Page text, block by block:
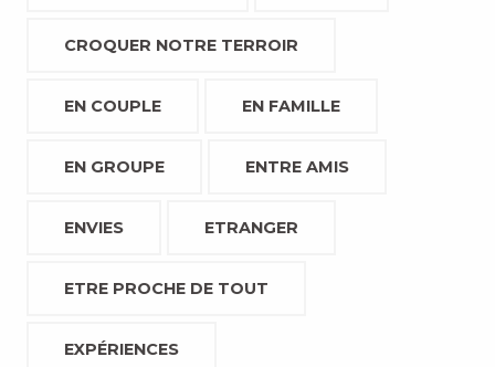
CROQUER NOTRE TERROIR
EN COUPLE EN FAMILLE
EN GROUPE ENTRE AMIS
ENVIES ETRANGER
ETRE PROCHE DE TOUT
EXPÉRIENCES